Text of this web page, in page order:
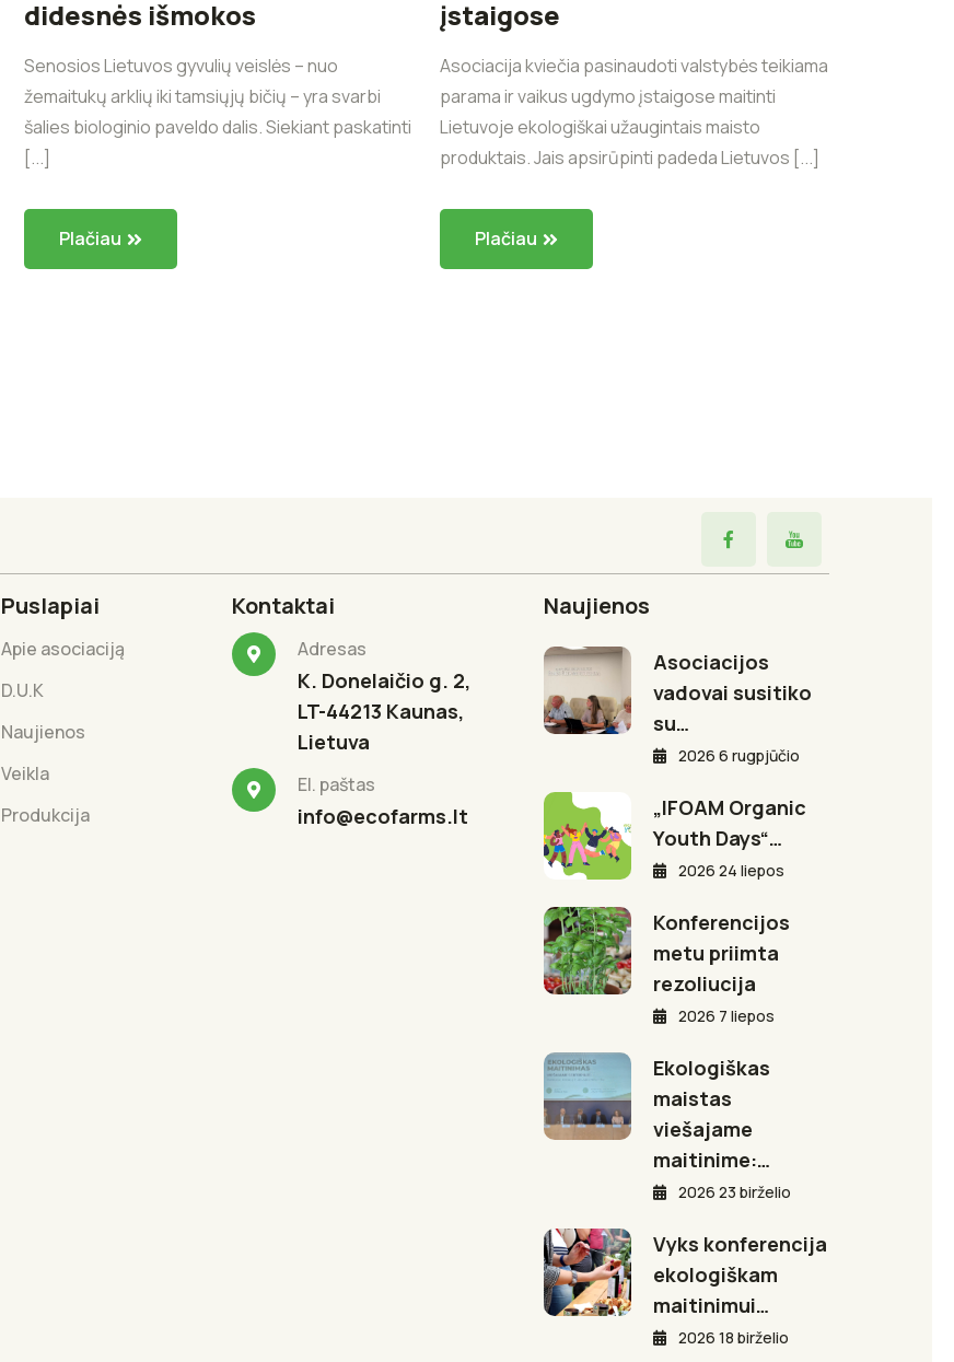
didesnės išmokos
Senosios Lietuvos gyvulių veislės – nuo
žemaitukų arklių iki tamsiųjų bičių – yra svarbi
šalies biologinio paveldo dalis. Siekiant paskatinti
[...]
Plačiau
įstaigose
Asociacija kviečia pasinaudoti valstybės teikiama
parama ir vaikus ugdymo įstaigose maitinti
Lietuvoje ekologiškai užaugintais maisto
produktais. Jais apsirūpinti padeda Lietuvos [...]
Plačiau
Puslapiai
Apie asociaciją
D.U.K
Naujienos
Veikla
Produkcija
Kontaktai
Adresas
K. Donelaičio g. 2,
LT-44213 Kaunas,
Lietuva
El. paštas
info@ecofarms.lt
Naujienos
Asociacijos
vadovai susitiko
su…
2026 6 rugpjūčio
„IFOAM Organic
Youth Days“…
2026 24 liepos
Konferencijos
metu priimta
rezoliucija
2026 7 liepos
Ekologiškas
maistas
viešajame
maitinime:…
2026 23 birželio
Vyks konferencija
ekologiškam
maitinimui…
2026 18 birželio